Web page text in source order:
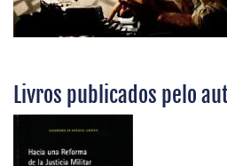
Livros publicados pelo